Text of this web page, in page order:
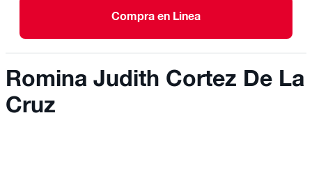
Compra en Linea
Romina Judith Cortez De La
Cruz